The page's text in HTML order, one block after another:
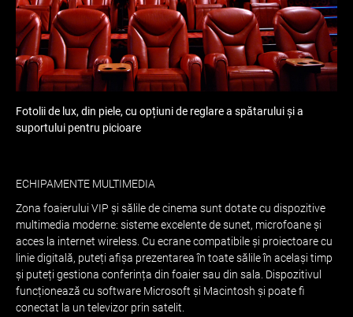
Fotolii de lux, din piele, cu opțiuni de reglare a spătarului și a
suportului pentru picioare
ECHIPAMENTE MULTIMEDIA
Zona foaierului VIP și sălile de cinema sunt dotate cu dispozitive
multimedia moderne: sisteme excelente de sunet, microfoane și
acces la internet wireless. Cu ecrane compatibile și proiectoare cu
linie digitală, puteți afișa prezentarea în toate sălile în același timp
și puteți gestiona conferința din foaier sau din sala. Dispozitivul
funcționează cu software Microsoft și Macintosh și poate fi
conectat la un televizor prin satelit.